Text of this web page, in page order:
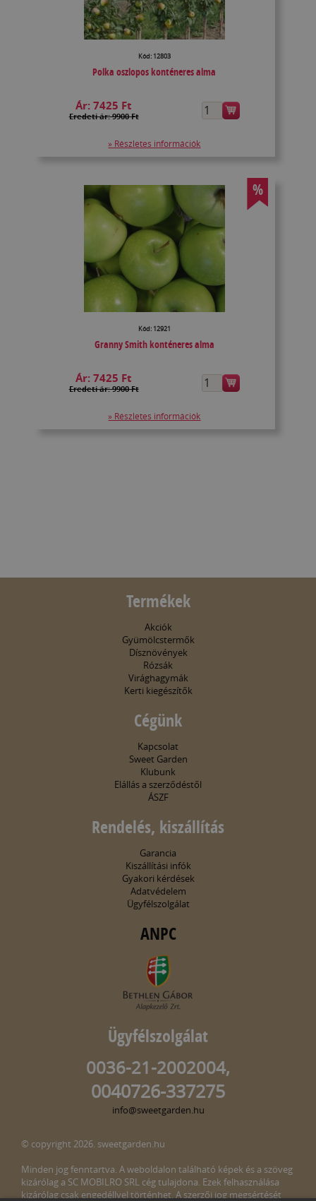
Kód: 12803
Polka oszlopos konténeres alma
Ár:7425 Ft
Eredeti ár: 9900 Ft
» Részletes információk
%
Kód: 12921
Granny Smith konténeres alma
Ár:7425 Ft
Eredeti ár: 9900 Ft
» Részletes információk
Termékek
Akciók
Gyümölcstermők
Dísznövények
Rózsák
Virághagymák
Kerti kiegészítők
Cégünk
Kapcsolat
Sweet Garden
Klubunk
Elállás a szerződéstől
ÁSZF
Rendelés, kiszállítás
Garancia
Kiszállítási infók
Gyakori kérdések
Adatvédelem
Ügyfélszolgálat
ANPC
Ügyfélszolgálat
0036-21-2002004,
0040726-337275
info@sweetgarden.hu
© copyright 2026. sweetgarden.hu
Minden jog fenntartva. A weboldalon található képek és a szöveg
kizárólag a SC MOBILRO SRL cég tulajdona. Ezek felhasználása
kizárólag csak engedéllyel történhet. A szerzői jog megsértését